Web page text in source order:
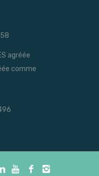
agréée
comme